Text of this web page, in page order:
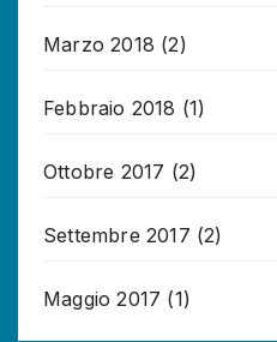
Marzo 2018 (2)
Febbraio 2018 (1)
Ottobre 2017 (2)
Settembre 2017 (2)
Maggio 2017 (1)